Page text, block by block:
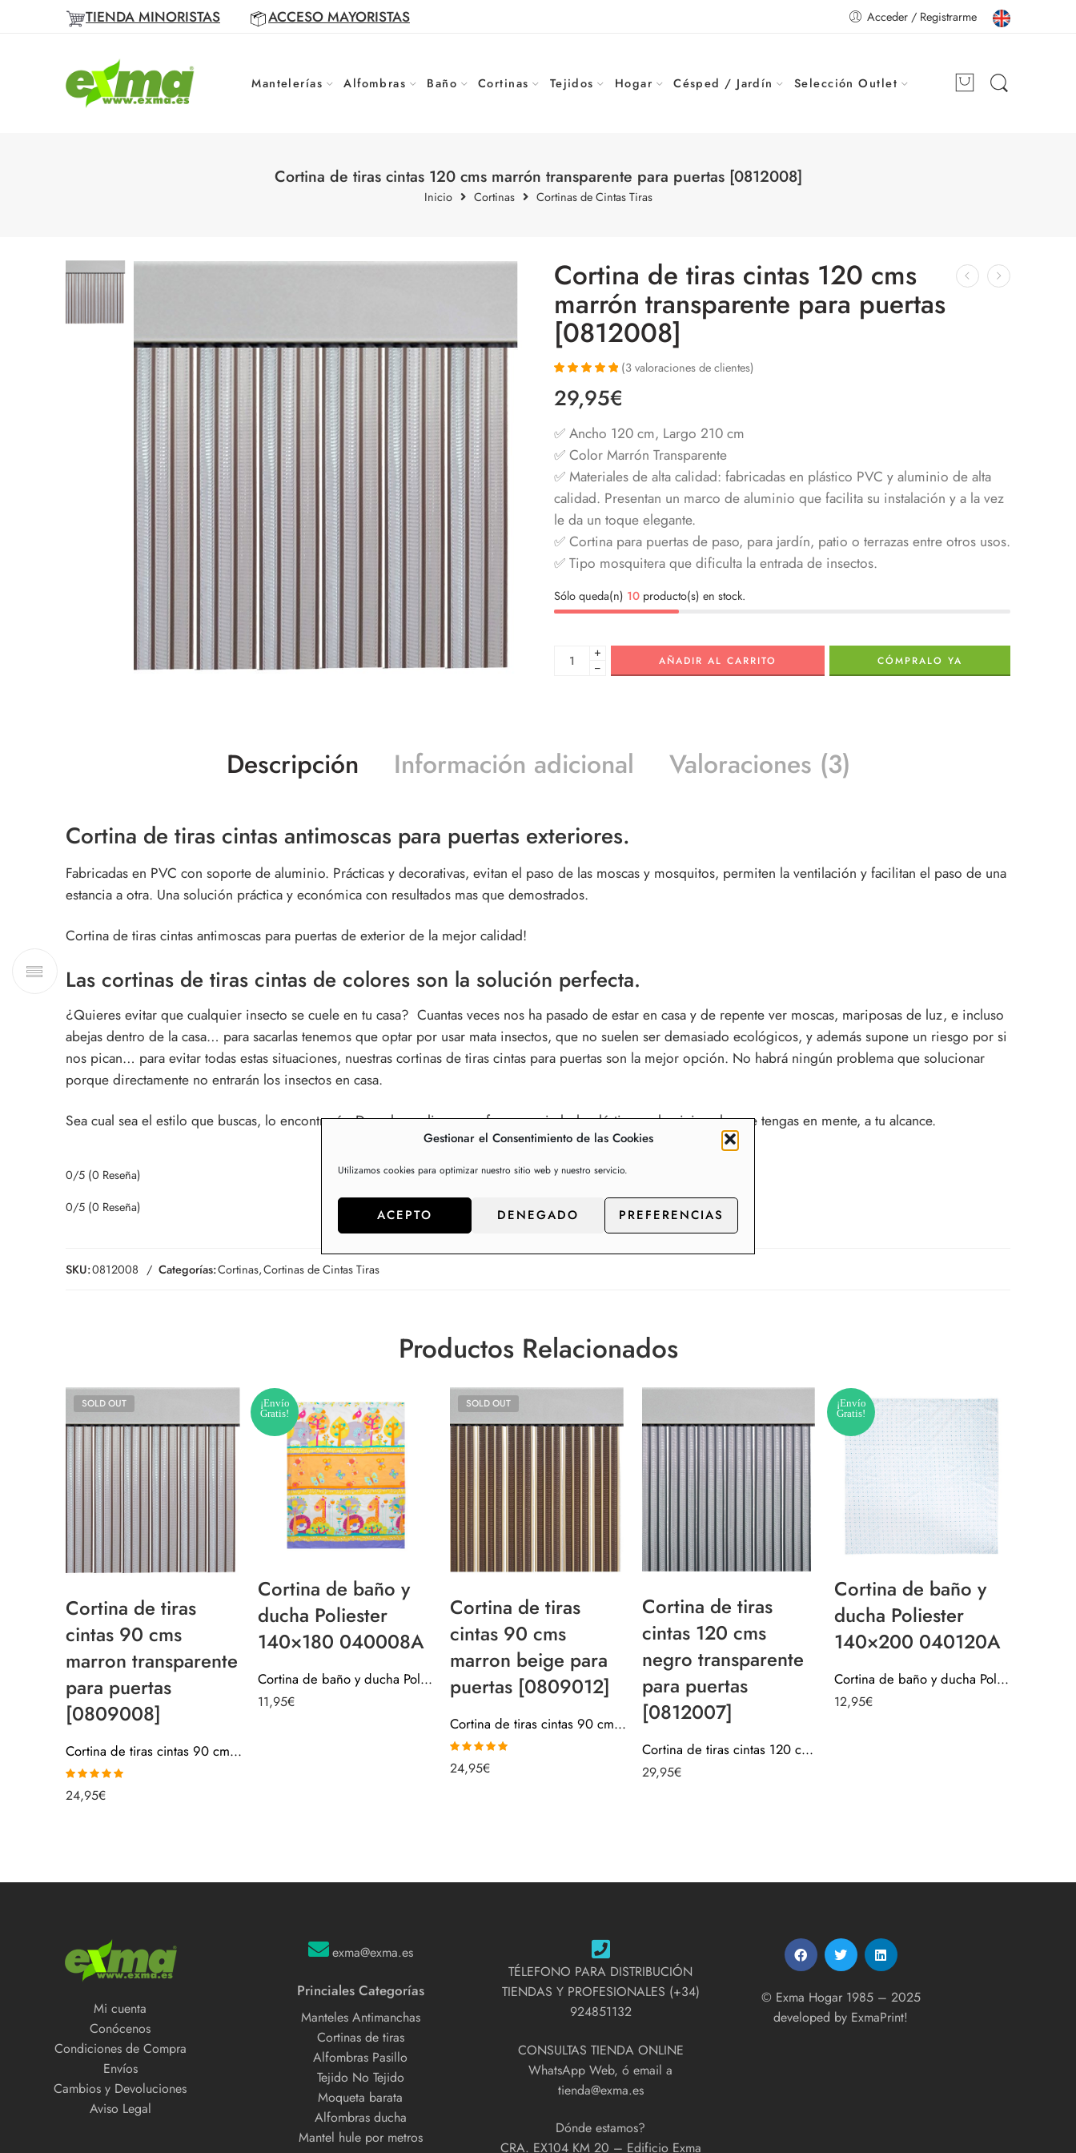
Gestionar el Consentimiento de las Cookies
Utilizamos cookies para optimizar nuestro sitio web y nuestro servicio.
ACEPTO DENEGADO PREFERENCIAS
TIENDA MINORISTAS ACCESO MAYORISTAS Acceder / Registrarme
Mantelerías Alfombras Baño Cortinas Tejidos Hogar Césped / Jardín Selección Outlet
Cortina de tiras cintas 120 cms marrón transparente para puertas [0812008]
Inicio Cortinas Cortinas de Cintas Tiras
Cortina de tiras cintas 120 cms
marrón transparente para puertas
[0812008]
5.00de 5 en
base a
de clientes
(3valoraciones de clientes)
29,95€
✅ Ancho 120 cm, Largo 210 cm
✅ Color Marrón Transparente
✅ Materiales de alta calidad: fabricadas en plástico PVC y aluminio de alta
calidad. Presentan un marco de aluminio que facilita su instalación y a la vez
le da un toque elegante.
✅ Cortina para puertas de paso, para jardín, patio o terrazas entre otros usos.
✅ Tipo mosquitera que dificulta la entrada de insectos.
Sólo queda(n) 10 producto(s) en stock.
+
−
AÑADIR AL CARRITO CÓMPRALO YA
Descripción Información adicional Valoraciones (3)
Cortina de tiras cintas antimoscas para puertas exteriores.
Fabricadas en PVC con soporte de aluminio. Prácticas y decorativas, evitan el paso de las moscas y mosquitos, permiten la ventilación y facilitan el paso de una
estancia a otra. Una solución práctica y económica con resultados mas que demostrados.
Cortina de tiras cintas antimoscas para puertas de exteriorde la mejor calidad!
Las cortinas de tiras cintas de colores son la solución perfecta.
¿Quieres evitar que cualquier insecto se cuele en tu casa? Cuantas veces nos ha pasado de estar en casa y de repente ver moscas, mariposas de luz, e incluso
abejas dentro de la casa… para sacarlas tenemos que optar por usar mata insectos, que no suelen ser demasiado ecológicos, y además supone un riesgo por si
nos pican… para evitar todas estas situaciones, nuestrascortinas de tiras cintas para puertasson la mejor opción. No habrá ningún problema que solucionar
porque directamente no entrarán los insectos en casa.
Sea cual sea el estilo que buscas, lo encontrarás. De colores, lisas, con forma espiral, de plástico o aluminio… lo que tengas en mente, a tu alcance.
0/5 (0 Reseña)
0/5 (0 Reseña)
SKU:0812008 Categorías:Cortinas,Cortinas de Cintas Tiras
Productos Relacionados
SOLD OUT
Cortina de tiras
cintas 90 cms
marron transparente
para puertas
[0809008]
Cortina de tiras cintas 90 cms marron transparente para puertas [0809008]
Valorado con
5.00 de 5
24,95€
¡Envío
Gratis!
Cortina de baño y
ducha Poliester
140×180 040008A
Cortina de baño y ducha Poliester 140×180 040008A
11,95€
SOLD OUT
Cortina de tiras
cintas 90 cms
marron beige para
puertas [0809012]
Cortina de tiras cintas 90 cms marron beige para puertas [0809012]
Valorado con
5.00 de 5
24,95€
Cortina de tiras
cintas 120 cms
negro transparente
para puertas
[0812007]
Cortina de tiras cintas 120 cms negro transparente para puertas [0812007]
29,95€
¡Envío
Gratis!
Cortina de baño y
ducha Poliester
140×200 040120A
Cortina de baño y ducha Poliester 140×200 040120A
12,95€
Mi cuenta
Conócenos
Condiciones de Compra
Envíos
Cambios y Devoluciones
Aviso Legal
exma@exma.es
Princiales Categorías
Manteles Antimanchas
Cortinas de tiras
Alfombras Pasillo
Tejido No Tejido
Moqueta barata
Alfombras ducha
Mantel hule por metros
TÉLEFONO PARA DISTRIBUCIÓN
TIENDAS Y PROFESIONALES (+34)
924851132
CONSULTAS TIENDA ONLINE
WhatsApp Web, ó email a
tienda@exma.es
Dónde estamos?
CRA. EX104 KM 20 – Edificio Exma
© Exma Hogar 1985 – 2025
developed by ExmaPrint!